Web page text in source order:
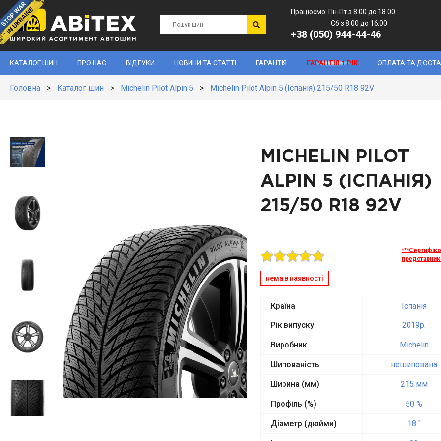
Працюємо: Пн-Пт з 8.00 до 18.00
Сб з 8.00 до 16.00
+38 (050) 944-44-46
КАТАЛОГ ШИН ПРО НАС ВІДГУКИ НОВИНИ ТА СТАТТІ ГАРАНТІЯ ГАРАНТІЯ 1 РІК ОПЛАТА ТА
Головна > Каталог шин > Michelin Pilot Alpin 5 > Michelin Pilot Alpin 5 (Іспанія) 215/50 R18 92V
MICHELIN PILOT
ALPIN 5 (ІСПАНІЯ)
215/50 R18 92V
нема в наявності
Країна Іспанія
Рік випуску 2019p.
Виробник Michelin
Шипованість нешипована
Ширина (мм) 215 мм
Профіль (%) 50 %
Діаметр (дюйми) 18 "